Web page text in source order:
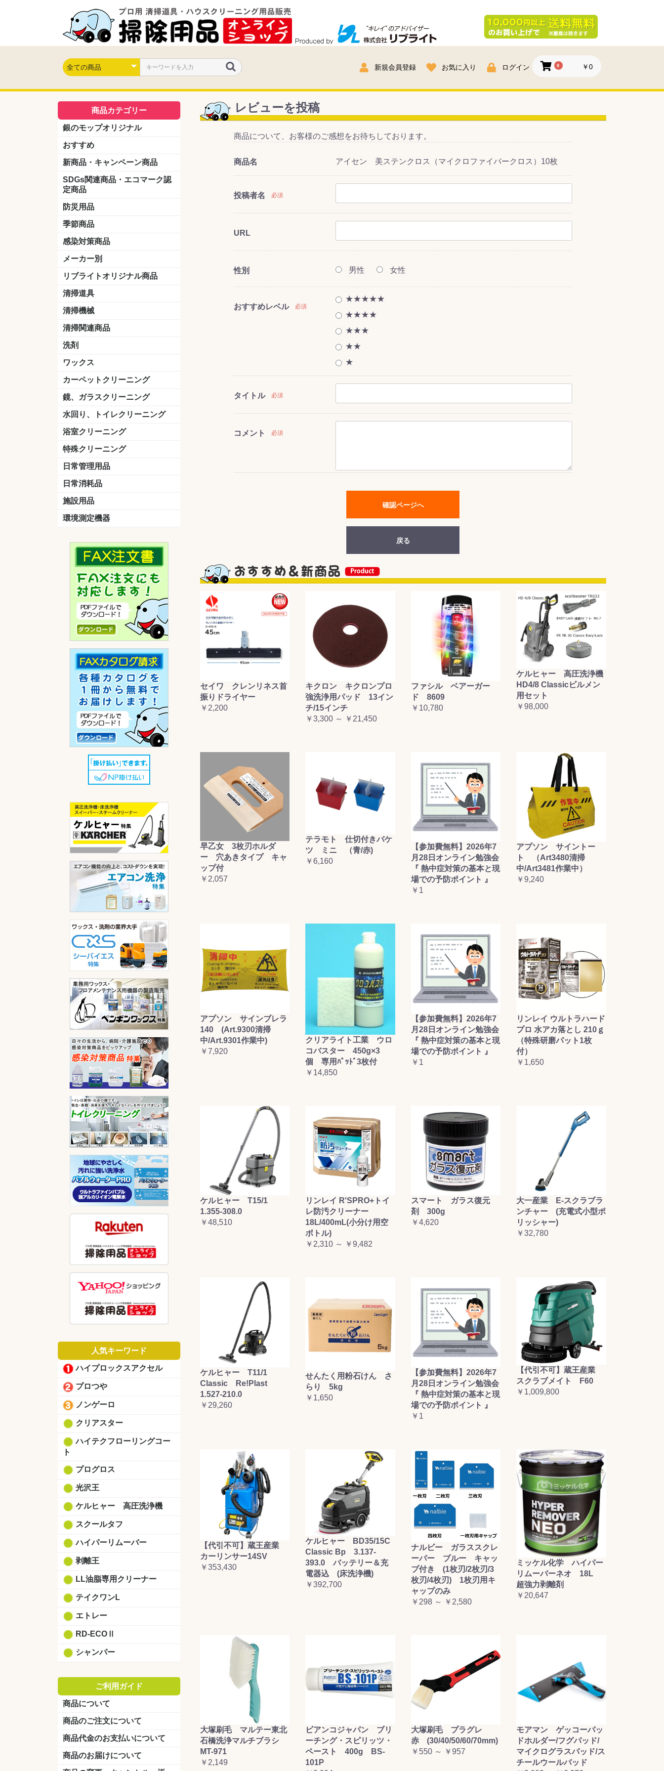
新規会員登録 お気に入り ログイン 0 ￥0
商品カテゴリー
銀のモップオリジナル
おすすめ
新商品・キャンペーン商品
キャンペーン商品
新製品
SDGs関連商品・エコマーク認
定商品
防災用品
季節商品
感染対策商品
おう吐物
除菌洗剤
うがい薬
マスク
手洗い石鹸
手指消毒
手袋
メーカー別
クオリティ
ニイタカ
シーバイエス 樹脂ワックス(一般製品)
ドライメンテナンス用樹
水性・半樹脂製品
ニュートラ フロアケアシ
天然石材用・テラゾー・
コンクリート用
木床用ワックス
床用クリーナー
植物油用クリーナー
鉱物油用クリーナー
リンレイ
ペンギンワックス 水性・半樹脂製品
ドライメンテナンス用樹
クリーナー製品
横浜油脂工業
ミッケル化学（旧：スイショウ
ユシロ化学
コニシ
つやげん
ダイカ商事
スリーエムジャパン
山崎産業
テラモト
セイワ
エトレー
ラバーメイド
ジャパックス
日本サニパック
ケルヒャー
マキタ
ショーワグローブ
花王
サラヤ
アルボース
コスケム
ミヤキ
紺商
信徳ポミー
リブライトオリジナル商品
LLオレンジクリーナー
LL油脂専用クリーナー
LLワックスモップ
LL-21
マーベラスiL
清掃道具
ほうき
ちりとり
モップ及び関連品 ワンタッチ式モップ
水切りドライヤー
その他アタッチメント
モップ
ハードフロア用ダストモップ
テラモト
その他
清掃機械
掃除機
高圧洗浄機
吸水機
カーペット用マシン
送風機
ポリッシャー
ポリッシャー・自動床洗浄機用
掃除機用紙パック
その他
清掃関連商品
ダストカート
台車
移動式バレット
脚立
モップハンガー
サインボード
光沢計
カーペット汚染度計
洗剤
床用表面洗浄剤
ハクリ剤
厨房用
工場用
石材用
サビ用
木材用
タイル用
外壁用
壁面用
手あか用
病院用
除菌用
ワックス
樹脂ワックス
半樹脂ワックス
フローリング用
病院用ワックス
中性ワックス
石材用
木床用
その他
カーペットクリーニング
洗剤
ブラシ
パット
その他
鏡、ガラスクリーニング
ガラスワイパー
シャンパー(ウオッシャー)
ガラススクイジー
ケレン
ツールホルダー
洗剤 うろこ取り
天井・高所作業
水回り、トイレクリーニング
洗剤
尿石除去剤
水アカ除去剤
排水管つまり除去剤
消臭・防臭剤
道具
浴室クリーニング
洗剤
道具
特殊クリーニング
石材
エアコン
外壁
その他
日常管理用品
クリーナー
洗濯用洗剤
油汚れ落とし
サビ取り剤
タバコ専用消臭
日常消耗品
トイレットペーパー
ペーパータオル
便座除菌クリーナー
ポリ袋
施設用品
マット・他
ベンチ
灰皿
傘立
くず入れ
環境測定機器
人気キーワード
ハイプロックスアクセル
プロつや
ノンゲーロ
クリアスター
ハイテクフローリングコー
ト
プログロス
光沢王
ケルヒャー 高圧洗浄機
スクールタフ
ハイパーリムーバー
剥離王
LL油脂専用クリーナー
テイクワンL
エトレー
RD-ECOⅡ
シャンパー
ご利用ガイド
商品について
商品のご注文について
商品代金のお支払いについて
商品のお届けについて
レビューを投稿
商品について、お客様のご感想をお待ちしております。
商品名 アイセン 美ステンクロス（マイクロファイバークロス）10枚
投稿者名 必須
URL
性別 男性 女性
おすすめレベル 必須
★★★★★
★★★★
★★★
★★
★
タイトル 必須
コメント 必須
確認ページへ
戻る
セイワ クレンリネス首
振りドライヤー
￥2,200
キクロン キクロンプロ
強洗浄用パッド 13イン
チ/15インチ
￥3,300 ～ ￥21,450
ファシル ベアーガー
ド 8609
￥10,780
ケルヒャー 高圧洗浄機
HD4/8 Classicビルメン
用セット
￥98,000
早乙女 3枚刃ホルダ
ー 穴あきタイプ キャ
ップ付
￥2,057
テラモト 仕切付きバケ
ツ ミニ （青/赤)
￥6,160
【参加費無料】2026年7
月28日オンライン勉強会
『 熱中症対策の基本と現
場での予防ポイント 』
￥1
アプソン サイントー
ト （Art3480清掃
中/Art3481作業中）
￥9,240
アプソン サインブレラ
140 (Art.9300清掃
中/Art.9301作業中)
￥7,920
クリアライト工業 ウロ
コバスター 450g×3
個 専用ﾊﾟｯﾄﾞ3枚付
￥14,850
【参加費無料】2026年7
月28日オンライン勉強会
『 熱中症対策の基本と現
場での予防ポイント 』
￥1
リンレイ ウルトラハード
プロ 水アカ落とし 210ｇ
（特殊研磨パット1枚
付）
￥1,650
ケルヒャー T15/1
1.355-308.0
￥48,510
リンレイ R'SPRO+トイ
レ防汚クリーナー
18L/400mL(小分け用空
ボトル)
￥2,310 ～ ￥9,482
スマート ガラス復元
剤 300g
￥4,620
大一産業 E-スクラブラ
ンチャー (充電式小型ポ
リッシャー)
￥32,780
ケルヒャー T11/1
Classic Re!Plast
1.527-210.0
￥29,260
せんたく用粉石けん さ
らり 5kg
￥1,650
【参加費無料】2026年7
月28日オンライン勉強会
『 熱中症対策の基本と現
場での予防ポイント 』
￥1
【代引不可】蔵王産業
スクラブメイト F60
￥1,009,800
【代引不可】蔵王産業
カーリンサー14SV
￥353,430
ケルヒャー BD35/15C
Classic Bp 3.137-
393.0 バッテリー＆充
電器込 (床洗浄機)
￥392,700
ナルビー ガラススクレ
ーパー ブルー キャッ
プ付き (1枚刃/2枚刃/3
枚刃/4枚刃) 1枚刃用キ
ャップのみ
￥298 ～ ￥2,580
ミッケル化学 ハイパー
リムーバーネオ 18L
超強力剥離剤
￥20,647
大塚刷毛 マルテー東北
石橋洗浄マルチブラシ
MT-971
￥2,149
ビアンコジャパン ブリ
ーチング・スピリッツ・
ペースト 400g BS-
101P
大塚刷毛 プラグレ
赤 (30/40/50/60/70mm)
￥550 ～ ￥957
モアマン ゲッコーパッ
ドホルダー/フグパッド/
マイクログラスパッド/ス
チールウールバッド